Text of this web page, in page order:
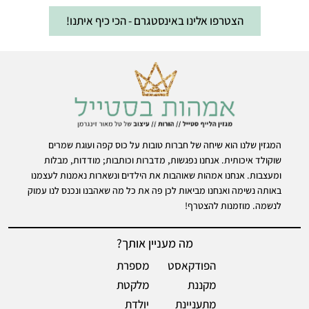
הצטרפו אלינו באינסטגרם - הכי כיף איתנו!
המגזין שלנו הוא שיחה של חברות טובות על כוס קפה ועוגת שמרים
שוקולד איכותית. אנחנו נפגשות, מדברות וכותבות; מודדות, מבלות
ומעצבות. אנחנו אמהות שאוהבות את הילדים ונשארות נאמנות לעצמנו
באותה נשימה ואנחנו מביאות לכן פה את כל מה שאהבנו ונכנס לנו עמוק
לנשמה. מוזמנות להצטרף!
מה מעניין אותך?
הפודקאסט
מקננת
מתעניינת
מספרת
מלקטת
יולדת